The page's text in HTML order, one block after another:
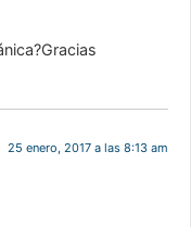
25 enero, 2017 a las 8:13 am